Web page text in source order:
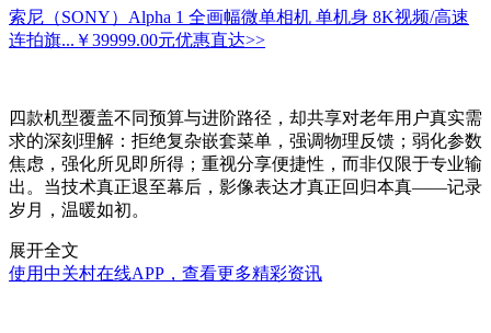
索尼（SONY）Alpha 1 全画幅微单相机 单机身 8K视频/高速
连拍旗... ￥39999.00元优惠直达>>
四款机型覆盖不同预算与进阶路径，却共享对老年用户真实需
求的深刻理解：拒绝复杂嵌套菜单，强调物理反馈；弱化参数
焦虑，强化所见即所得；重视分享便捷性，而非仅限于专业输
出。当技术真正退至幕后，影像表达才真正回归本真——记录
岁月，温暖如初。
展开全文
使用中关村在线APP，查看更多精彩资讯